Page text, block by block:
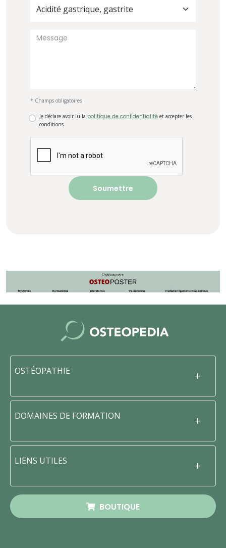
Acidité gastrique, gastrite
* Champs obligatoires
Je déclare avoir lu la politique de confidentialité et accepter les
conditions.
OSTÉOPATHIE
DOMAINES DE FORMATION
LIENS UTILES
BOUTIQUE